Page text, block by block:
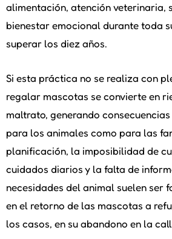
alimentación, atención veterinaria,
bienestar emocional durante toda
superar los diez años.
Si esta práctica no se realiza con
regalar mascotas se convierte en
maltrato, generando
para los animales como para las
planificación, la imposibilidad de
cuidados diarios y la falta de
necesidades del animal suelen ser
en el retorno de las mascotas a
los casos, en su abandono en la